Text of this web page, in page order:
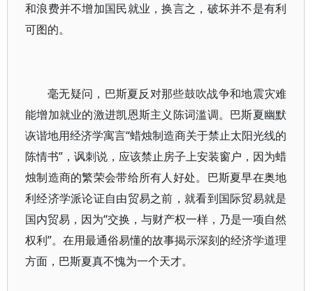
和浪费并不增加国民就业，换言之，破坏并不是有利
可图的。
毫无疑问，巴斯夏反对那些鼓吹战争和地震灾难
能增加就业的激进凯恩斯主义陈词滥调。巴斯夏幽默
诙谐地用经济学寓言“蜡烛制造商关于禁止太阳光线的
陈情书”，讽刺说，应该禁止房子上安装窗户，因为蜡
烛制造商的繁荣会带给所有人好处。巴斯夏早在奥地
利经济学派论证自由贸易之前，就看到国际贸易就是
国内贸易，因为“交换，与财产权一样，乃是一项自然
权利”。在用最通俗易懂的故事揭示深刻的经济学道理
方面，巴斯夏真不愧为一个天才。